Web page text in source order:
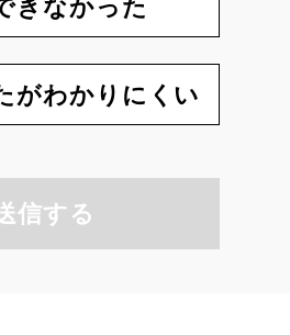
きなかった
がわかりにくい
信する